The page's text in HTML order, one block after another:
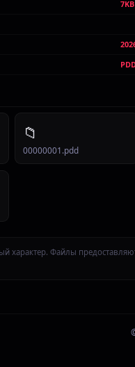
7KB
📁
00000001.pdd
характер. Файлы